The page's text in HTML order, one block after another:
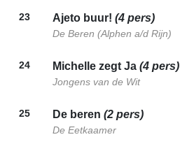
23 Ajeto buur! (4 pers)
De Beren (Alphen a/d Rijn)
24 Michelle zegt Ja (4 pers)
Jongens van de Wit
25 De beren (2 pers)
De Eetkaamer